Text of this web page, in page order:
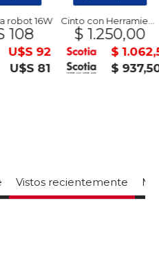
robot 16W
108
U$S 92
U$S 81
Cinto con Herramientas
$ 1.250,00
$
$
Vistos recientemente